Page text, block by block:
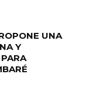
UNA
Y